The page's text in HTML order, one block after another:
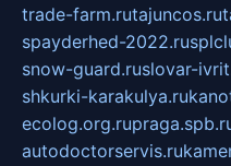
trade-farm.rutajuncos.ru
spayderhed-2022.ru
snow-guard.ruslovar-
shkurki-karakulya.ru
ecolog.org.ru
autodoctorservis.ru